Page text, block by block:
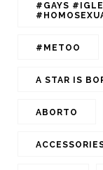
#GAYS
#METOO
A STAR IS
ABORTO